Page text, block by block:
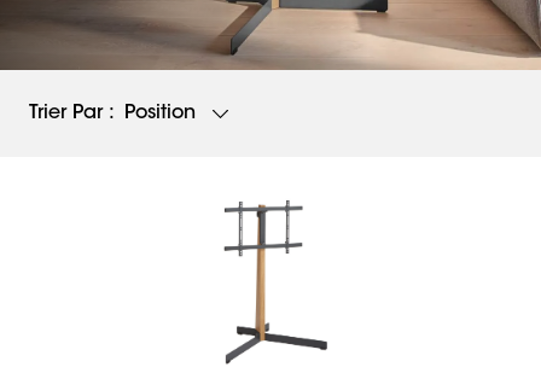
Trier Par : Position